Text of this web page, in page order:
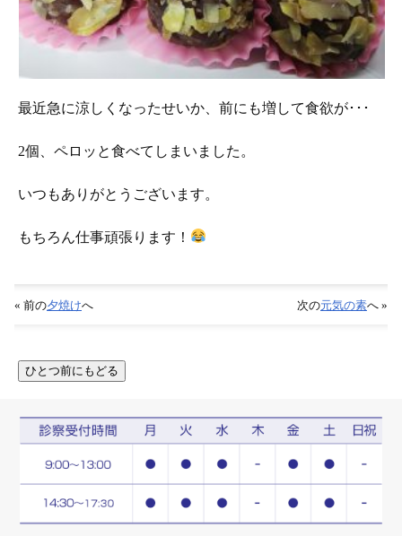
最近急に涼しくなったせいか、前にも増して食欲が･･･
2個、ペロッと食べてしまいました。
いつもありがとうございます。
もちろん仕事頑張ります！
« 前の夕焼けへ 次の元気の素へ »